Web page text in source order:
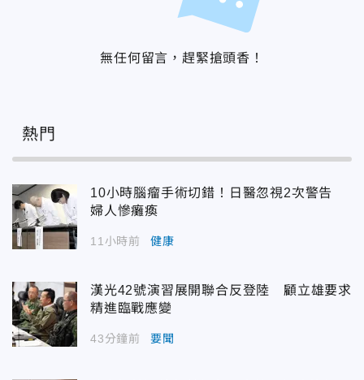
無任何留言，趕緊搶頭香！
熱門
10小時腦瘤手術切錯！日醫忽視2次警告
婦人慘癱瘓
11小時前 健康
漢光42號演習展開聯合反登陸 顧立雄要求
精進臨戰應變
43分鐘前 要聞